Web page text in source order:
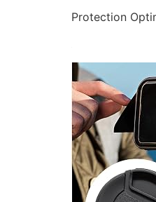
Protection